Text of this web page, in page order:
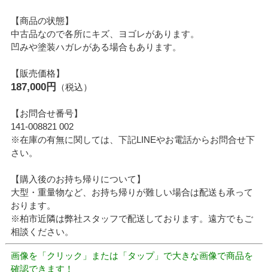
【商品の状態】
中古品なので各所にキズ、ヨゴレがあります。
凹みや塗装ハガレがある場合もあります。
【販売価格】
187,000円 （税込）
【お問合せ番号】
141-008821 002
※在庫の有無に関しては、下記LINEやお電話からお問合せ下
さい。
【購入後のお持ち帰りについて】
大型・重量物など、お持ち帰りが難しい場合は配送も承って
おります。
※柏市近隣は弊社スタッフで配送しております。遠方でもご
相談ください。
画像を「クリック」または「タップ」で大きな画像で商品を
確認できます！